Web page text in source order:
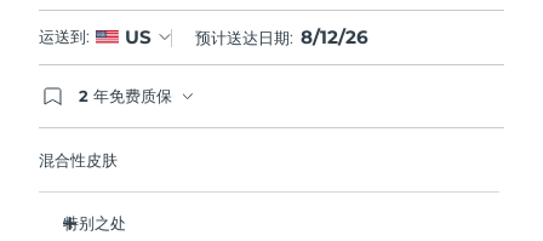
运送到: US 预计送达日期: 8/12/26
2 年免费质保
混合性皮肤
特别之处